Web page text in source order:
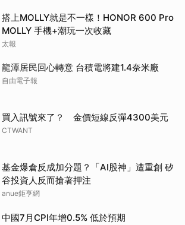
搭上MOLLY就是不一樣！HONOR 600 Pro
MOLLY 手機+潮玩一次收藏
太報
龍潭居民回心轉意 台積電將建1.4奈米廠
自由電子報
買入訊號來了？ 金價短線反彈4300美元
CTWANT
基金爆倉反成加分題？「AI股神」遭重創 矽
谷投資人反而搶著押注
anue鉅亨網
中國7月CPI年增0.5% 低於預期